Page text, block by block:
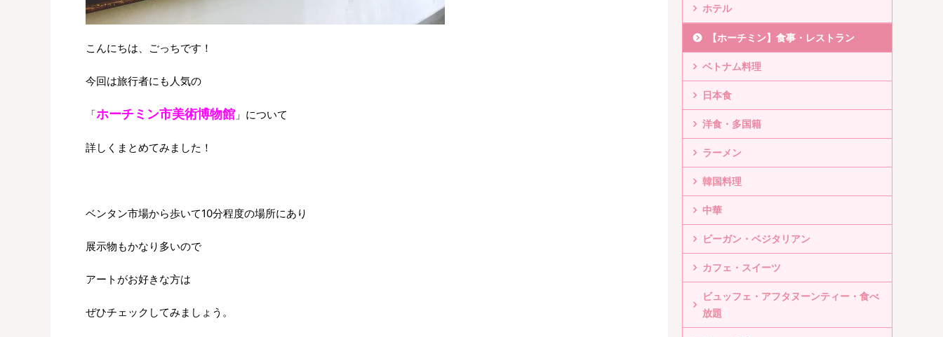
こんにちは、ごっちです！
今回は旅行者にも人気の
「ホーチミン市美術博物館 」について
詳しくまとめてみました！
ベンタン市場から歩いて10分程度の場所にあり
展示物もかなり多いので
アートがお好きな方は
ぜひチェックしてみましょう。
ホテル
【ホーチミン】食事・レストラン
ベトナム料理
日本食
洋食・多国籍
ラーメン
韓国料理
中華
ビーガン・ベジタリアン
カフェ・スイーツ
ビュッフェ・アフタヌーンティー・食べ
放題